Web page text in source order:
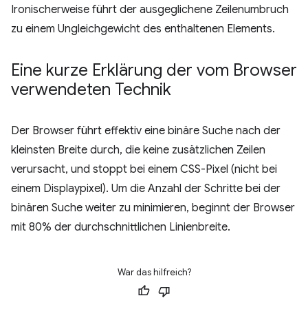
Ironischerweise führt der ausgeglichene Zeilenumbruch
zu einem Ungleichgewicht des enthaltenen Elements.
Eine kurze Erklärung der vom Browser
verwendeten Technik
Der Browser führt effektiv eine binäre Suche nach der
kleinsten Breite durch, die keine zusätzlichen Zeilen
verursacht, und stoppt bei einem CSS-Pixel (nicht bei
einem Displaypixel). Um die Anzahl der Schritte bei der
binären Suche weiter zu minimieren, beginnt der Browser
mit 80% der durchschnittlichen Linienbreite.
War das hilfreich?